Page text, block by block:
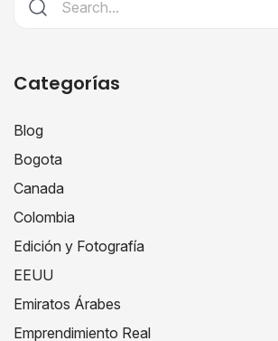
Categorías
Blog
Bogota
Canada
Colombia
Edición y Fotografía
EEUU
Emiratos Árabes
Emprendimiento Real